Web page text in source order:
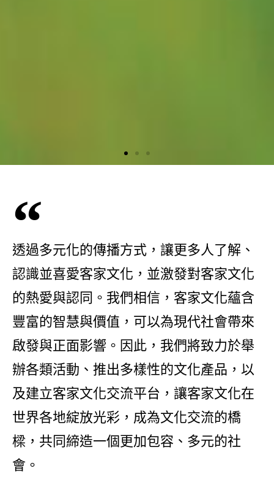
透過多元化的傳播方式，讓更多人了解、
認識並喜愛客家文化，並激發對客家文化
的熱愛與認同。我們相信，客家文化蘊含
豐富的智慧與價值，可以為現代社會帶來
啟發與正面影響。因此，我們將致力於舉
辦各類活動、推出多樣性的文化產品，以
及建立客家文化交流平台，讓客家文化在
世界各地綻放光彩，成為文化交流的橋
樑，共同締造一個更加包容、多元的社
會。